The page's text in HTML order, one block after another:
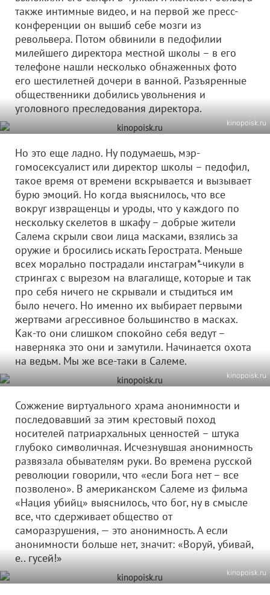
также интимные видео, и на первой же пресс-
конференции он вышиб себе мозги из
револьвера. Потом обвинили в педофилии
милейшего директора местной школы – в его
телефоне нашли несколько обнаженных фото
его шестилетней дочери в ванной. Разъяренные
общественники добились увольнения и
уголовного преследования директора.
kinopoisk.ru
Но это еще ладно. Ну подумаешь, мэр-
гомосексуалист или директор школы – педофил,
такое время от времени вскрывается и вызывает
бурю эмоций. Но когда выяснилось, что все
вокруг извращенцы и уроды, что у каждого по
нескольку скелетов в шкафу – добрые жители
Салема скрыли свои лица масками, взялись за
оружие и бросились искать Герострата. Меньше
всех морально пострадали инстаграм*-чикули в
стрингах с вырезом на влагалище, которые и так
про себя ничего не скрывали и стыдиться им
было нечего. Но именно их выбирает первыми
жертвами агрессивное большинство в масках.
Как-то они слишком спокойно себя ведут –
наверняка это они и замутили. Начинается охота
на ведьм. Мы же все-таки в Салеме.
kinopoisk.ru
Сожжение виртуального храма анонимности и
последовавший за этим крестовый поход
носителей патриархальных ценностей – штука
глубоко символичная. Исчезнувшая анонимность
развязала обывателям руки. Во времена русской
революции говорили, что «если Бога нет – все
позволено». В американском Салеме из фильма
«Нация убийц» выяснилось, что бог, ну в смысле
все, что сдерживает общество от
саморазрушения, — это анонимность. А если
анонимности больше нет, значит: «Воруй, убивай,
е.. гусей!»
kinopoisk.ru